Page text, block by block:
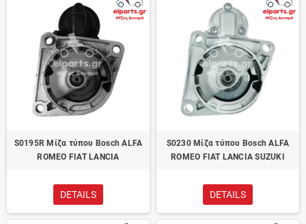
S0195R Μίζα τύπου Bosch ALFA
ROMEO FIAT LANCIA
DETAILS
S0230 Μίζα τύπου Bosch ALFA
ROMEO FIAT LANCIA SUZUKI
DETAILS